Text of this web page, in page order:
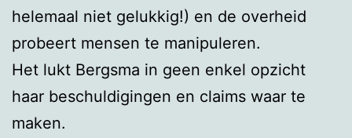
helemaal niet gelukkig!) en de overheid
probeert mensen te manipuleren.
Het lukt Bergsma in geen enkel opzicht
haar beschuldigingen en claims waar te
maken.